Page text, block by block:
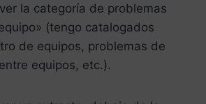
la categoría de problemas
(tengo catalogados
de equipos, problemas de
equipos, etc.).